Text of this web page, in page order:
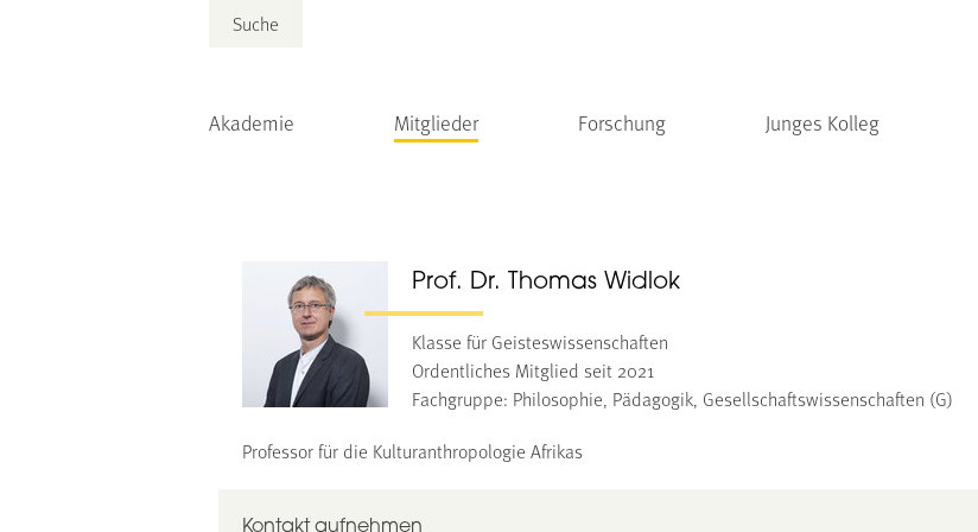
Suche
Akademie Mitglieder Forschung Junges Kolleg
Prof. Dr. Thomas Widlok
Klasse für Geisteswissenschaften
Ordentliches Mitglied seit 2021
Fachgruppe: Philosophie, Pädagogik, Gesellschaftswissenschaften (G)
Professor für die Kulturanthropologie Afrikas
Kontakt aufnehmen